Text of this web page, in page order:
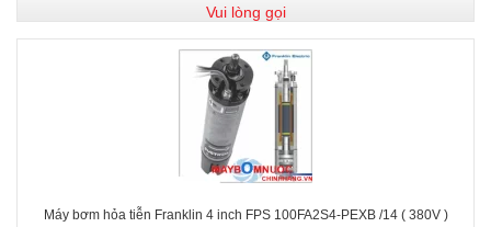
Vui lòng gọi
Máy bơm hỏa tiễn Franklin 4 inch FPS 100FA2S4-PEXB /14 ( 380V )